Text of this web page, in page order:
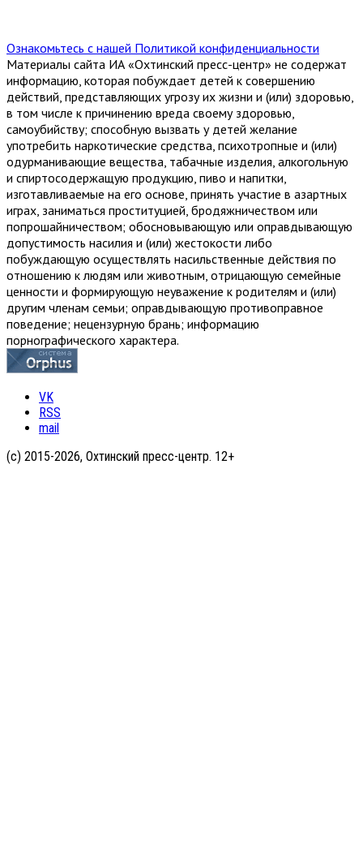
Ознакомьтесь с нашей Политикой конфиденциальности
Материалы сайта ИА «Охтинский пресс-центр» не содержат
информацию, которая побуждает детей к совершению
действий, представляющих угрозу их жизни и (или) здоровью,
в том числе к причинению вреда своему здоровью,
самоубийству; способную вызвать у детей желание
употребить наркотические средства, психотропные и (или)
одурманивающие вещества, табачные изделия, алкогольную
и спиртосодержащую продукцию, пиво и напитки,
изготавливаемые на его основе, принять участие в азартных
играх, заниматься проституцией, бродяжничеством или
попрошайничеством; обосновывающую или оправдывающую
допустимость насилия и (или) жестокости либо
побуждающую осуществлять насильственные действия по
отношению к людям или животным, отрицающую семейные
ценности и формирующую неуважение к родителям и (или)
другим членам семьи; оправдывающую противоправное
поведение; нецензурную брань; информацию
порнографического характера.
VK
RSS
mail
(с) 2015-2026, Охтинский пресс-центр. 12+